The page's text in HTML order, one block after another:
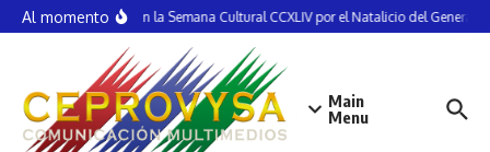
Saltar al contenido
Al momentoInauguran la Semana Cultural CCXLIV por el Natalicio del General
Main
Menu